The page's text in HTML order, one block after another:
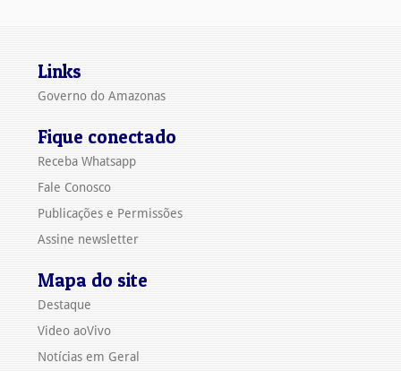
Links
Governo do Amazonas
Fique conectado
Receba Whatsapp
Fale Conosco
Publicações e Permissões
Assine newsletter
Mapa do site
Destaque
Video aoVivo
Notícias em Geral